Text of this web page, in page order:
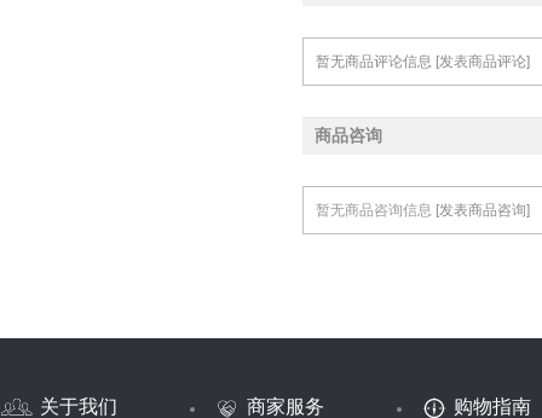
暂无商品评论信息 [发表商品评论]
商品咨询
暂无商品咨询信息 [发表商品咨询]
关于我们 商家服务 购物指南